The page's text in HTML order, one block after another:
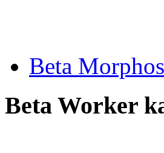
Beta
Beta Worker